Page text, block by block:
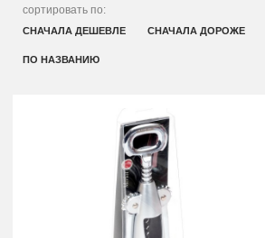
сортировать по:
СНАЧАЛА ДЕШЕВЛЕ СНАЧАЛА ДОРОЖЕ
ПО НАЗВАНИЮ